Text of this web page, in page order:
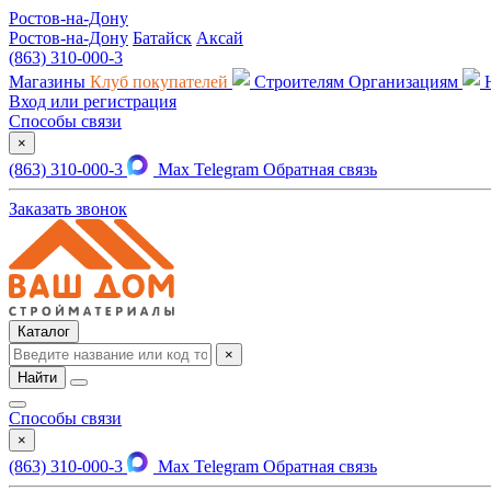
Ростов-на-Дону
Ростов-на-Дону Батайск Аксай
(863) 310-000-3
Магазины Клуб покупателей Строителям Организациям
Вход или регистрация
Способы связи
×
(863) 310-000-3 Max Telegram Обратная связь
Заказать звонок
Каталог
×
Найти
Способы связи
×
(863) 310-000-3 Max Telegram Обратная связь